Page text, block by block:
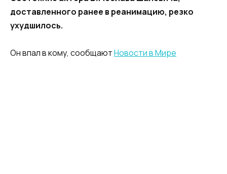
доставленного ранее в реанимацию, резко
ухудшилось.
Он впал в кому, сообщаютНовости в Мире